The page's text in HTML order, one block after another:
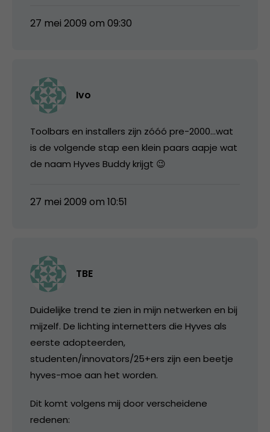
27 mei 2009 om 09:30
Ivo
Toolbars en installers zijn zóóó pre-2000…wat
is de volgende stap een klein paars aapje wat
de naam Hyves Buddy krijgt 😉
27 mei 2009 om 10:51
TBE
Duidelijke trend te zien in mijn netwerken en bij
mijzelf. De lichting internetters die Hyves als
eerste adopteerden,
studenten/innovators/25+ers zijn een beetje
hyves-moe aan het worden.
Dit komt volgens mij door verscheidene
redenen: